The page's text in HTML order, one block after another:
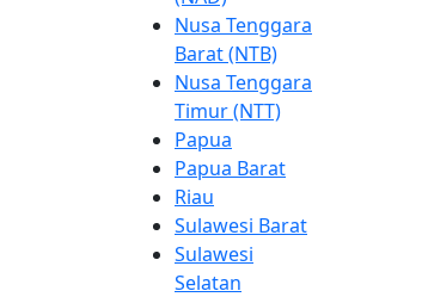
Nusa Tenggara
Barat (NTB)
Nusa Tenggara
Timur (NTT)
Papua
Papua Barat
Riau
Sulawesi Barat
Sulawesi
Selatan